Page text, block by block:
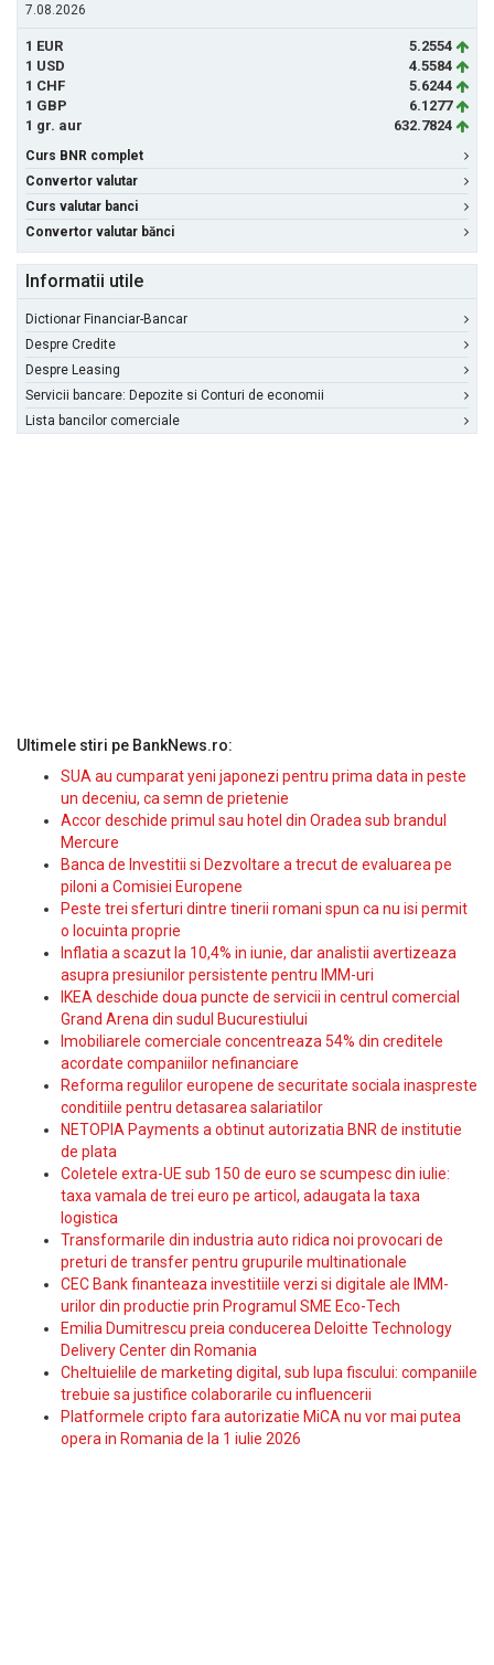
7.08.2026
1 EUR
5.2554
1 USD
4.5584
1 CHF
5.6244
1 GBP
6.1277
1 gr. aur
632.7824
Curs BNR complet
Convertor valutar
Curs valutar banci
Convertor valutar bănci
Informatii utile
Dictionar Financiar-Bancar
Despre Credite
Despre Leasing
Servicii bancare: Depozite si Conturi de economii
Lista bancilor comerciale
Ultimele stiri pe BankNews.ro:
SUA au cumparat yeni japonezi pentru prima data in peste
un deceniu, ca semn de prietenie
Accor deschide primul sau hotel din Oradea sub brandul
Mercure
Banca de Investitii si Dezvoltare a trecut de evaluarea pe
piloni a Comisiei Europene
Peste trei sferturi dintre tinerii romani spun ca nu isi permit
o locuinta proprie
Inflatia a scazut la 10,4% in iunie, dar analistii avertizeaza
asupra presiunilor persistente pentru IMM-uri
IKEA deschide doua puncte de servicii in centrul comercial
Grand Arena din sudul Bucurestiului
Imobiliarele comerciale concentreaza 54% din creditele
acordate companiilor nefinanciare
Reforma regulilor europene de securitate sociala inaspreste
conditiile pentru detasarea salariatilor
NETOPIA Payments a obtinut autorizatia BNR de institutie
de plata
Coletele extra-UE sub 150 de euro se scumpesc din iulie:
taxa vamala de trei euro pe articol, adaugata la taxa
logistica
Transformarile din industria auto ridica noi provocari de
preturi de transfer pentru grupurile multinationale
CEC Bank finanteaza investitiile verzi si digitale ale IMM-
urilor din productie prin Programul SME Eco-Tech
Emilia Dumitrescu preia conducerea Deloitte Technology
Delivery Center din Romania
Cheltuielile de marketing digital, sub lupa fiscului: companiile
trebuie sa justifice colaborarile cu influencerii
Platformele cripto fara autorizatie MiCA nu vor mai putea
opera in Romania de la 1 iulie 2026